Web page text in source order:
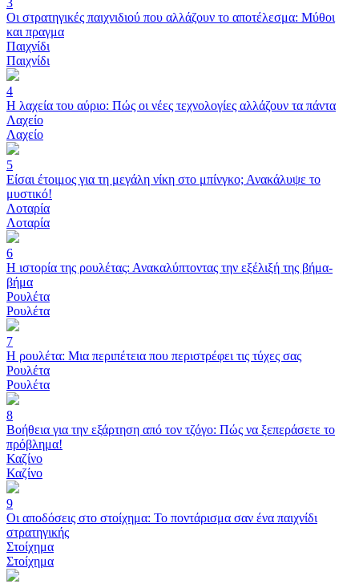
3
Οι στρατηγικές παιχνιδιού που αλλάζουν το αποτέλεσμα: Μύθοι
και πραγμα
Παιχνίδι
Παιχνίδι
4
Η λαχεία του αύριο: Πώς οι νέες τεχνολογίες αλλάζουν τα πάντα
Λαχείο
Λαχείο
5
Είσαι έτοιμος για τη μεγάλη νίκη στο μπίνγκο; Ανακάλυψε το
μυστικό!
Λοταρία
Λοταρία
6
Η ιστορία της ρουλέτας: Ανακαλύπτοντας την εξέλιξή της βήμα-
βήμα
Ρουλέτα
Ρουλέτα
7
Η ρουλέτα: Μια περιπέτεια που περιστρέφει τις τύχες σας
Ρουλέτα
Ρουλέτα
8
Βοήθεια για την εξάρτηση από τον τζόγο: Πώς να ξεπεράσετε το
πρόβλημα!
Καζίνο
Καζίνο
9
Οι αποδόσεις στο στοίχημα: Το ποντάρισμα σαν ένα παιχνίδι
στρατηγικής
Στοίχημα
Στοίχημα